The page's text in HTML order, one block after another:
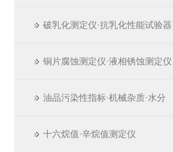
破乳化测定仪·抗乳化性能试验器
铜片腐蚀测定仪·液相锈蚀测定仪
油品污染性指标·机械杂质·水分
十六烷值·辛烷值测定仪